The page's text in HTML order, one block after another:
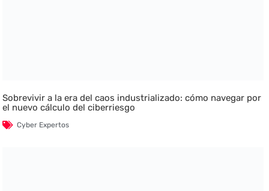
Sobrevivir a la era del caos industrializado: cómo navegar por
el nuevo cálculo del ciberriesgo
Cyber Expertos